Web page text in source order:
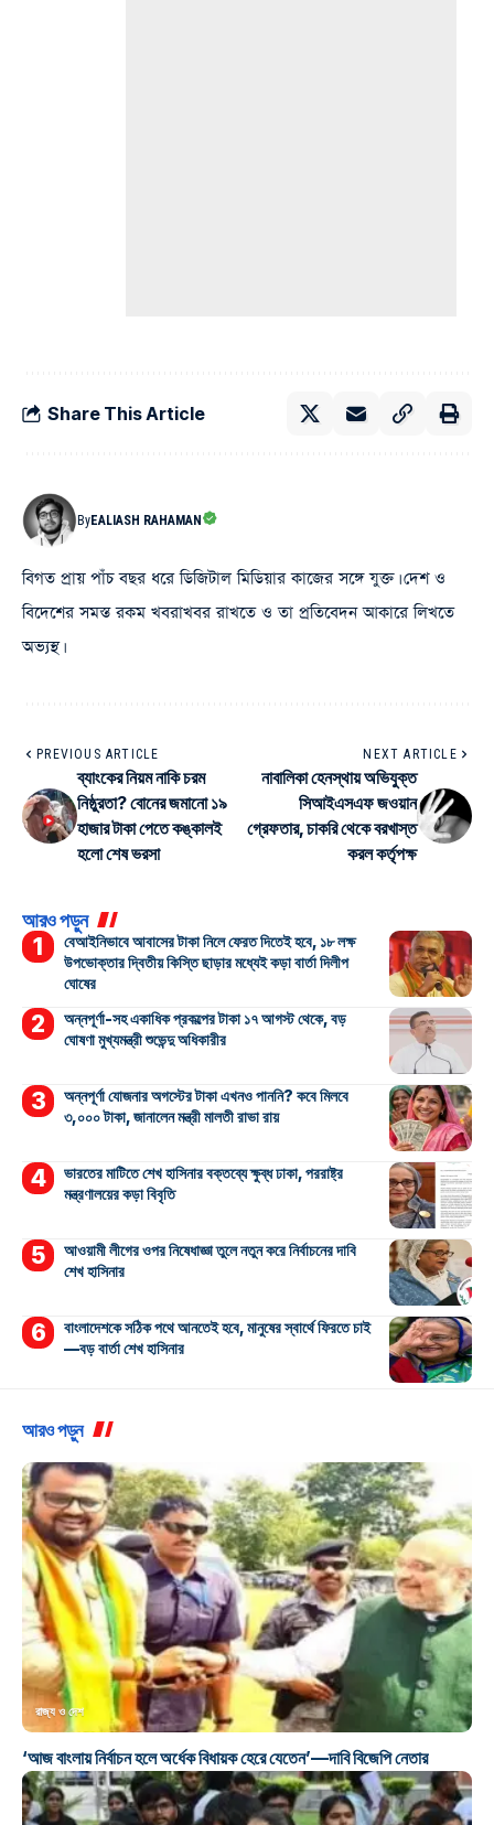
Share This Article
ByEALIASH RAHAMAN
বিগত প্রায় পাঁচ বছর ধরে ডিজিটাল মিডিয়ার কাজের সঙ্গে যুক্ত। দেশ ও
বিদেশের সমস্ত রকম খবরাখবর রাখতে ও তা প্রতিবেদন আকারে লিখতে
অভ্যস্থ।
PREVIOUS ARTICLE
ব্যাংকের নিয়ম নাকি চরম
নিষ্ঠুরতা? বোনের জমানো ১৯
হাজার টাকা পেতে কঙ্কালই
হলো শেষ ভরসা
NEXT ARTICLE
নাবালিকা হেনস্থায় অভিযুক্ত
সিআইএসএফ জওয়ান
গ্রেফতার, চাকরি থেকে বরখাস্ত
করল কর্তৃপক্ষ
আরও পড়ুন
বেআইনিভাবে আবাসের টাকা নিলে ফেরত দিতেই হবে, ১৮ লক্ষ
উপভোক্তার দ্বিতীয় কিস্তি ছাড়ার মধ্যেই কড়া বার্তা দিলীপ
ঘোষের
অন্নপূর্ণা-সহ একাধিক প্রকল্পের টাকা ১৭ আগস্ট থেকে, বড়
ঘোষণা মুখ্যমন্ত্রী শুভেন্দু অধিকারীর
অন্নপূর্ণা যোজনার অগস্টের টাকা এখনও পাননি? কবে মিলবে
৩,০০০ টাকা, জানালেন মন্ত্রী মালতী রাভা রায়
ভারতের মাটিতে শেখ হাসিনার বক্তব্যে ক্ষুব্ধ ঢাকা, পররাষ্ট্র
মন্ত্রণালয়ের কড়া বিবৃতি
আওয়ামী লীগের ওপর নিষেধাজ্ঞা তুলে নতুন করে নির্বাচনের দাবি
শেখ হাসিনার
বাংলাদেশকে সঠিক পথে আনতেই হবে, মানুষের স্বার্থে ফিরতে চাই
—বড় বার্তা শেখ হাসিনার
আরও পড়ুন
রাজ্য ও দেশ
‘আজ বাংলায় নির্বাচন হলে অর্ধেক বিধায়ক হেরে যেতেন’—দাবি বিজেপি নেতার